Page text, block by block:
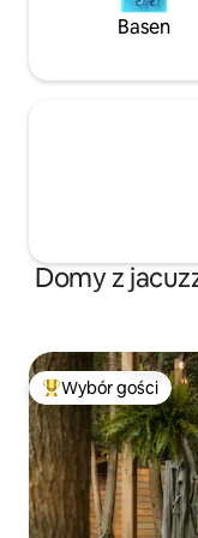
Basen
Domy z
Najpopularniejsze
Wybór gości